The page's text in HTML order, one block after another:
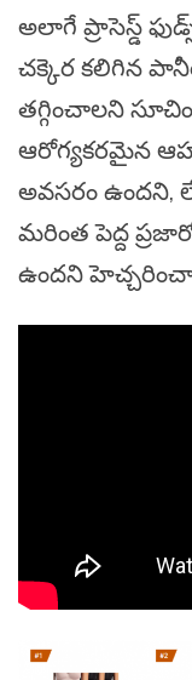
అలాగే ప్రాసెస్డ్
చక్కెర కలిగిన
తగ్గించాలని
ఆరోగ్యకరమైన
అవసరం ఉందని,
మరింత పెద్ద
ఉందని